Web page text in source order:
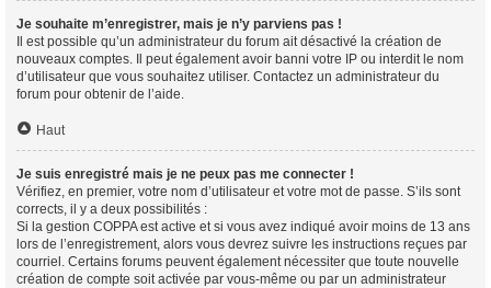
Je souhaite m’enregistrer, mais je n’y parviens pas !
Il est possible qu’un administrateur du forum ait désactivé la création de
nouveaux comptes. Il peut également avoir banni votre IP ou interdit le nom
d’utilisateur que vous souhaitez utiliser. Contactez un administrateur du
forum pour obtenir de l’aide.
Haut
Je suis enregistré mais je ne peux pas me connecter !
Vérifiez, en premier, votre nom d’utilisateur et votre mot de passe. S’ils sont
corrects, il y a deux possibilités :
Si la gestion COPPA est active et si vous avez indiqué avoir moins de 13 ans
lors de l’enregistrement, alors vous devrez suivre les instructions reçues par
courriel. Certains forums peuvent également nécessiter que toute nouvelle
création de compte soit activée par vous-même ou par un administrateur